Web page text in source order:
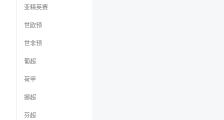
亚精英赛
世欧预
世非预
葡超
荷甲
挪超
芬超